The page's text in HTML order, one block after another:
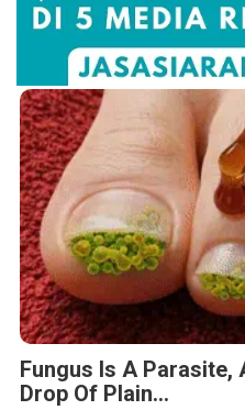
Fungus Is A Parasite,
Drop Of Plain...